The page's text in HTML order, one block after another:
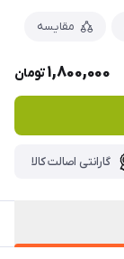
مقایسه
1,800,000تومان
گارانتی اصالت کالا